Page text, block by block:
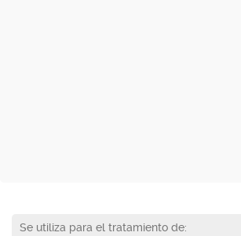
Se utiliza para el tratamiento de: